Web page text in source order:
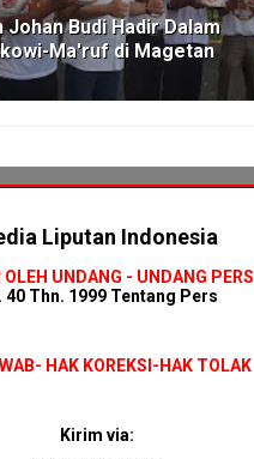
Johan Budi Hadir Dalam
Ma'ruf di Magetan
Liputan Indonesia
OLEH UNDANG - UNDANG PERS
40 Thn. 1999 Tentang Pers
HAK KOREKSI-HAK TOLAK
Kirim via: